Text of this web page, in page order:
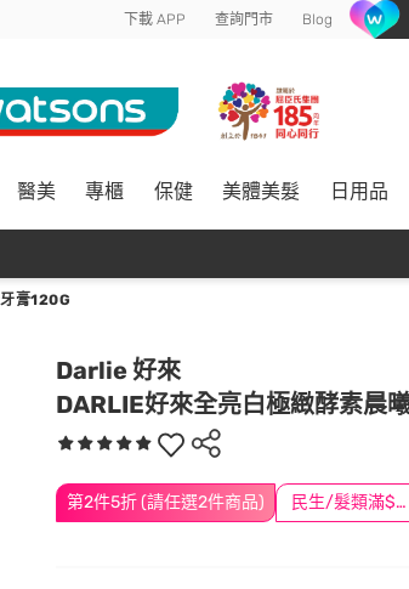
下載 APP 查詢門市 Blog
醫美 專櫃 保健 美體美髮 日用品
膏120G
Darlie 好來
DARLIE好來全亮白極緻酵素晨
第2件5折 (請任選2件商品) 民生/髮類滿$388送舒潔冰巾